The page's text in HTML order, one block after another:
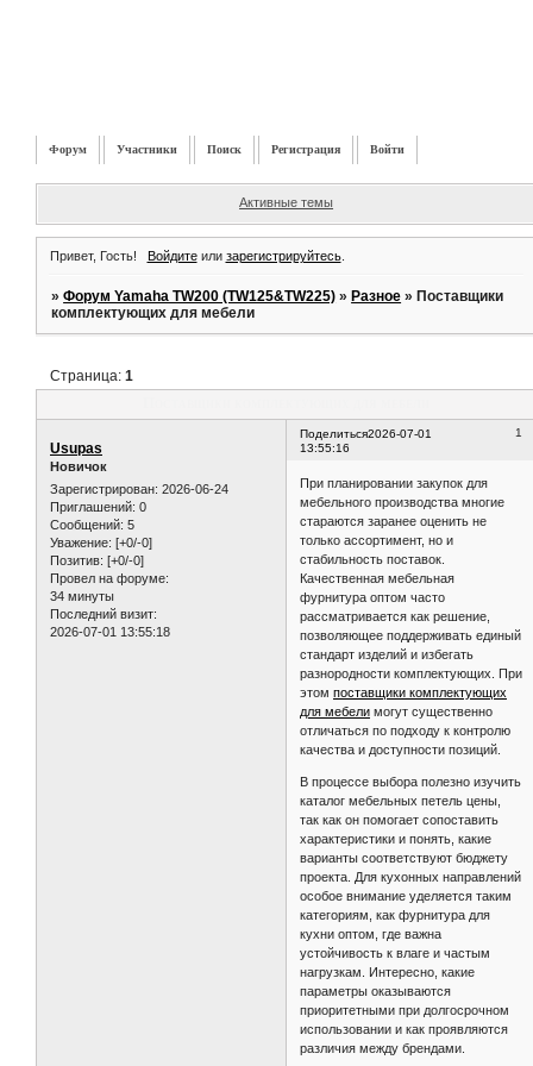
Форум Участники Поиск Регистрация Войти
Активные темы
Привет, Гость! Войдитеили зарегистрируйтесь.
»Форум Yamaha TW200 (TW125&TW225) »Разное »Поставщики
комплектующих для мебели
Страница:1
Поделиться 1
2026-07-01
13:55:16
Usupas
Новичок
Зарегистрирован: 2026-06-24
Приглашений: 0
Сообщений: 5
Уважение: [+0/-0]
Позитив: [+0/-0]
Провел на форуме:
34 минуты
Последний визит:
2026-07-01 13:55:18
При планировании закупок для
мебельного производства многие
стараются заранее оценить не
только ассортимент, но и
стабильность поставок.
Качественная мебельная
фурнитура оптом часто
рассматривается как решение,
позволяющее поддерживать единый
стандарт изделий и избегать
разнородности комплектующих. При
этомпоставщики комплектующих
для мебели могут существенно
отличаться по подходу к контролю
качества и доступности позиций.
В процессе выбора полезно изучить
каталог мебельных петель цены,
так как он помогает сопоставить
характеристики и понять, какие
варианты соответствуют бюджету
проекта. Для кухонных направлений
особое внимание уделяется таким
категориям, как фурнитура для
кухни оптом, где важна
устойчивость к влаге и частым
нагрузкам. Интересно, какие
параметры оказываются
приоритетными при долгосрочном
использовании и как проявляются
различия между брендами.